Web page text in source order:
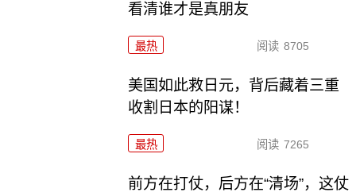
看清谁才是真朋友
最热 阅读 8705
美国如此救日元，背后藏着三重
收割日本的阳谋！
最热 阅读 7265
前方在打仗，后方在“清场”，这仗